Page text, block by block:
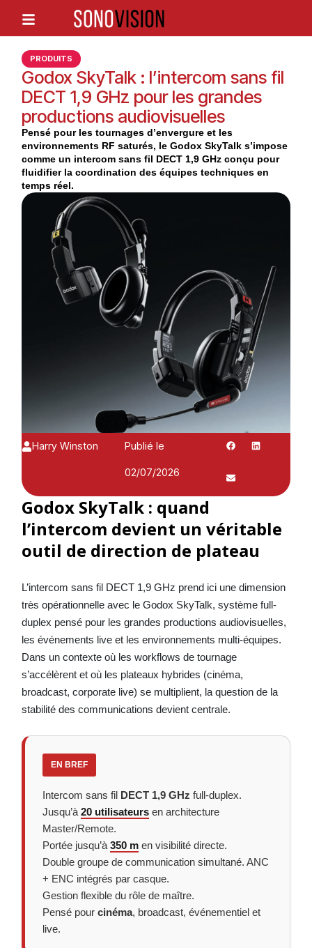
PRODUITS
Godox SkyTalk : l’intercom sans fil
DECT 1,9 GHz pour les grandes
productions audiovisuelles
Pensé pour les tournages d’envergure et les
environnements RF saturés, le Godox SkyTalk s’impose
comme un intercom sans fil DECT 1,9 GHz conçu pour
fluidifier la coordination des équipes techniques en
temps réel.
Harry Winston
Publié le
02/07/2026
Godox SkyTalk : quand
l’intercom devient un véritable
outil de direction de plateau
L’intercom sans fil DECT 1,9 GHz prend ici une dimension
très opérationnelle avec le Godox SkyTalk, système full-
duplex pensé pour les grandes productions audiovisuelles,
les événements live et les environnements multi-équipes.
Dans un contexte où les workflows de tournage
s’accélèrent et où les plateaux hybrides (cinéma,
broadcast, corporate live) se multiplient, la question de la
stabilité des communications devient centrale.
EN BREF
Intercom sans fil DECT 1,9 GHz full-duplex.
Jusqu’à 20 utilisateursen architecture
Master/Remote.
Portée jusqu’à 350 men visibilité directe.
Double groupe de communication simultané. ANC
+ ENC intégrés par casque.
Gestion flexible du rôle de maître.
Pensé pour cinéma, broadcast, événementiel et
live.